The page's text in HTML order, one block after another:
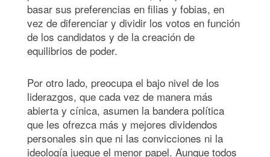
basar sus preferencias en filias y fobias, en
vez de diferenciar y dividir los votos en función
de los candidatos y de la creación de
equilibrios de poder.
Por otro lado, preocupa el bajo nivel de los
liderazgos, que cada vez de manera más
abierta y cínica, asumen la bandera política
que les ofrezca más y mejores dividendos
personales sin que ni las convicciones ni la
ideología juegue el menor papel. Aunque todos